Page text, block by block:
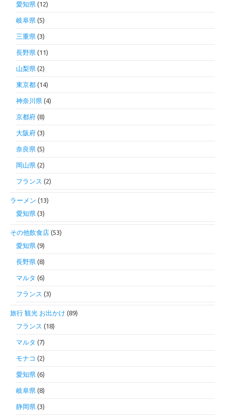
愛知県 (12)
岐阜県 (5)
三重県 (3)
長野県 (11)
山梨県 (2)
東京都 (14)
神奈川県 (4)
京都府 (8)
大阪府 (3)
奈良県 (5)
岡山県 (2)
フランス (2)
ラーメン (13)
愛知県 (3)
その他飲食店 (53)
愛知県 (9)
長野県 (8)
マルタ (6)
フランス (3)
旅行 観光 お出かけ (89)
フランス (18)
マルタ (7)
モナコ (2)
愛知県 (6)
岐阜県 (8)
静岡県 (3)